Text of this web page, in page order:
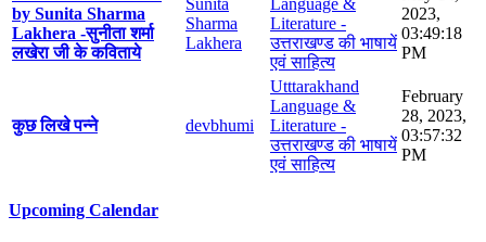
by Sunita Sharma
Lakhera -सुनीता शर्मा
लखेरा जी के कविताये
Sharma
Lakhera
Literature -
उत्तराखण्ड की भाषायें
एवं साहित्य
2023,
03:49:18
PM
कुछ लिखे पन्ने devbhumi
Utttarakhand
Language &
Literature -
उत्तराखण्ड की भाषायें
एवं साहित्य
February
28, 2023,
03:57:32
PM
Upcoming Calendar